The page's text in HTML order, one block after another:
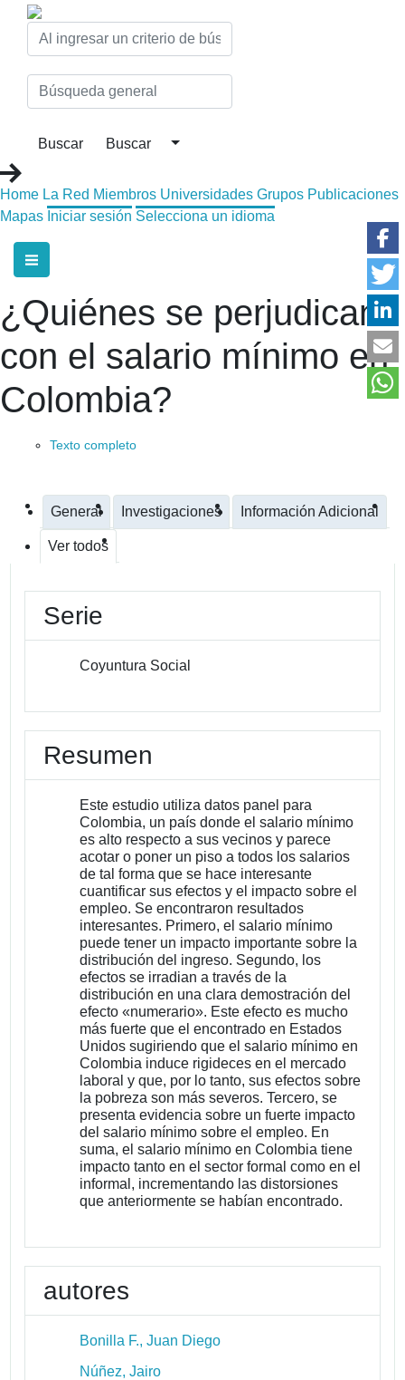
Home La Red Miembros Universidades Grupos Publicaciones
Mapas Iniciar sesión Selecciona un idioma
¿Quiénes se perjudican
con el salario mínimo en
Colombia?
Texto completo
General Investigaciones Información Adicional
Ver todos
Serie
Coyuntura Social
Resumen
Este estudio utiliza datos panel para
Colombia, un país donde el salario mínimo
es alto respecto a sus vecinos y parece
acotar o poner un piso a todos los salarios
de tal forma que se hace interesante
cuantificar sus efectos y el impacto sobre el
empleo. Se encontraron resultados
interesantes. Primero, el salario mínimo
puede tener un impacto importante sobre la
distribución del ingreso. Segundo, los
efectos se irradian a través de la
distribución en una clara demostración del
efecto «numerario». Este efecto es mucho
más fuerte que el encontrado en Estados
Unidos sugiriendo que el salario mínimo en
Colombia induce rigideces en el mercado
laboral y que, por lo tanto, sus efectos sobre
la pobreza son más severos. Tercero, se
presenta evidencia sobre un fuerte impacto
del salario mínimo sobre el empleo. En
suma, el salario mínimo en Colombia tiene
impacto tanto en el sector formal como en el
informal, incrementando las distorsiones
que anteriormente se habían encontrado.
autores
Bonilla F., Juan Diego
Núñez, Jairo